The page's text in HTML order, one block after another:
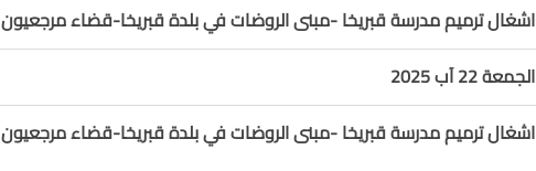
اشغال ترميم مدرسة قبريخا -مبنى الروضات في بلدة قبريخا-قضاء مرجعيون
الجمعة 22 آب 2025
اشغال ترميم مدرسة قبريخا -مبنى الروضات في بلدة قبريخا-قضاء مرجعيون